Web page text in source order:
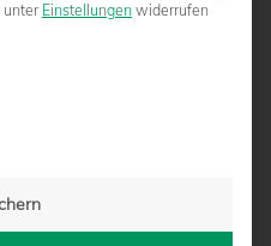
BEIM
- 17:24
unter Einstellungen widerrufen
Gruppen, für die eine